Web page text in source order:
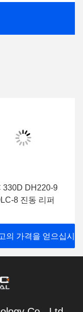
330D DH220-9
8 진동 리퍼
의 가격을 얻으십시